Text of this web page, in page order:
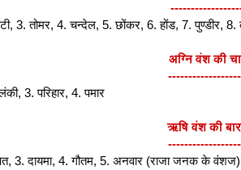
3. तोमर, 4. चन्देल, 5. छोंकर, 6. होंड, 7. पुण्डीर, 8.
अग्नि वंश की
3. परिहार, 4. पमार
ऋषि वंश की
3. दायमा, 4. गौतम, 5. अनवार (राजा जनक के